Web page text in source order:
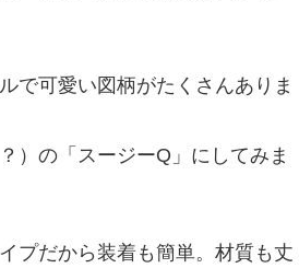
で可愛い図柄がたくさんありま
）の「スージーQ」にしてみま
プだから装着も簡単。材質も丈